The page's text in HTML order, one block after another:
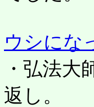
ウシにな
・弘法
返し。